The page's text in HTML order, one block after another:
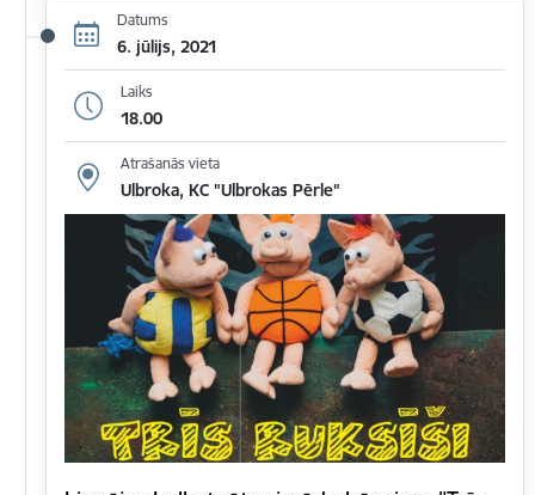
Datums
6. jūlijs, 2021
Laiks
18.00
Atrašanās vieta
Ulbroka, KC "Ulbrokas Pērle"